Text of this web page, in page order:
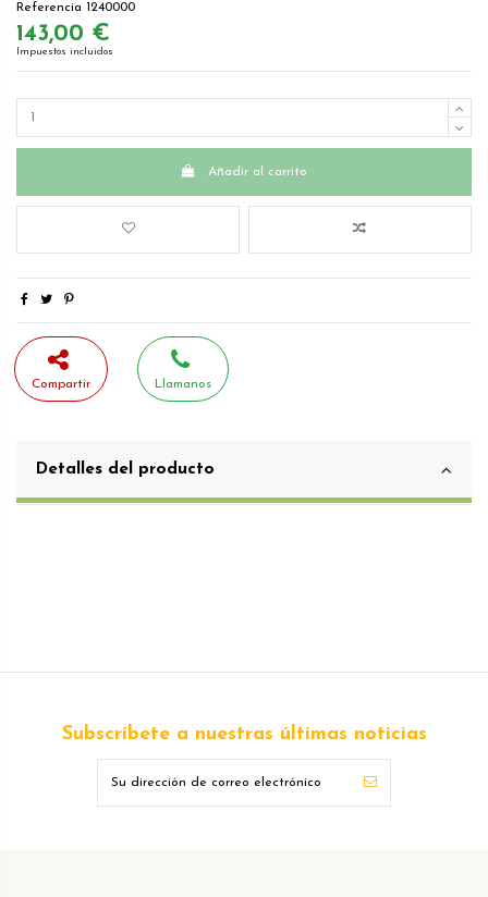
Referencia 1240000
143,00 €
Impuestos incluidos
Añadir al carrito
Compartir Llamanos
Detalles del producto
Subscríbete a nuestras últimas noticias